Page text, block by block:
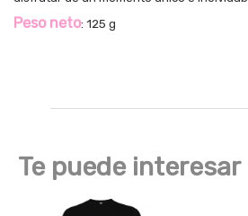
Peso neto: 125 g
Te puede interesar